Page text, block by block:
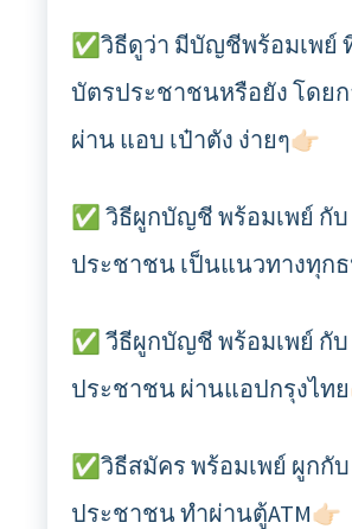
✅วิธีดูว่า มีบัญชีพร้อมเพย์
บัตรประชาชนหรือยัง โดยก
ผ่าน แอบ เป๋าตัง ง่ายๆ👉🏻
✅ วิธีผูกบัญชี พร้อมเพย์ กั
ประชาชน เป็นแนวทางทุกธ
✅ วีธีผูกบัญชี พร้อมเพย์ กั
ประชาชน ผ่านแอปกรุงไทย
✅วิธีสมัคร พร้อมเพย์ ผูกกั
ประชาชน ทำผ่านตู้ATM👉🏻